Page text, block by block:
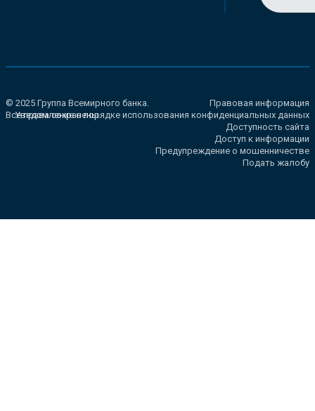
© 2025 Группа Всемирного банка.
Все права сохранены.
Правовая информация
Уведомление о порядке использования конфиденциальных данных
Доступность сайта
Доступ к информации
Предупреждение о мошенничестве
Подать жалобу